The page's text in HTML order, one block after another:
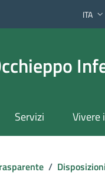
ITA
Servizi Vivere
/